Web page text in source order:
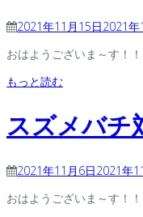
2021年11月15日2021年
おはようございま～す！
もっと読む
スズメバチ
2021年11月6日2021年
おはようございま～す！